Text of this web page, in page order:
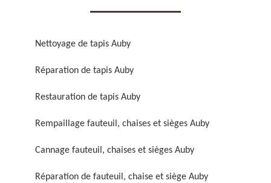
Réparation de fauteuil,
Nettoyage de tapis Auby
Réparation de tapis Auby
Restauration de tapis Auby
Rempaillage fauteuil, chaises et sièges Auby
Cannage fauteuil, chaises et sièges Auby
Réparation de fauteuil, chaise et siège Auby